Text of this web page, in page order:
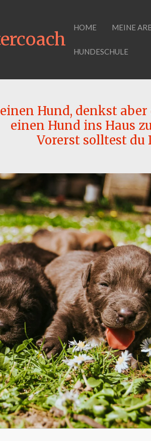
HOME MEINE
HUNDESCHULE
Hund, denkst
einen Hund ins Haus
Vorerst solltest du